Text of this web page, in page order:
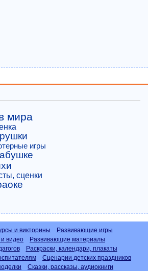
мира
игры
сценки
и викторины
Развивающие игры
видео
Развивающие материалы
Раскраски, календари, плакаты
Сценарии детских праздников
Сказки, рассказы, аудиокниги